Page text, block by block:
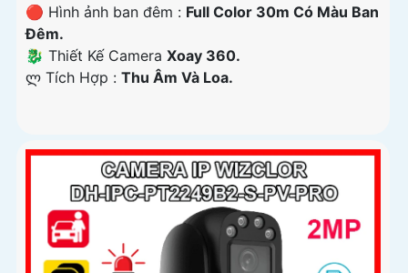
🔴 Hình ảnh ban đêm : Full Color 30m Có Màu Ban
Ðêm.
🐉️ Thiết Kế Camera Xoay 360.
️ლ Tích Hợp : Thu Âm Và Loa.